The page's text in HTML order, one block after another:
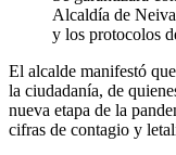
Alcaldía de
y los protocolos
El alcalde manifestó
la ciudadanía, de
nueva etapa de la
cifras de contagio y